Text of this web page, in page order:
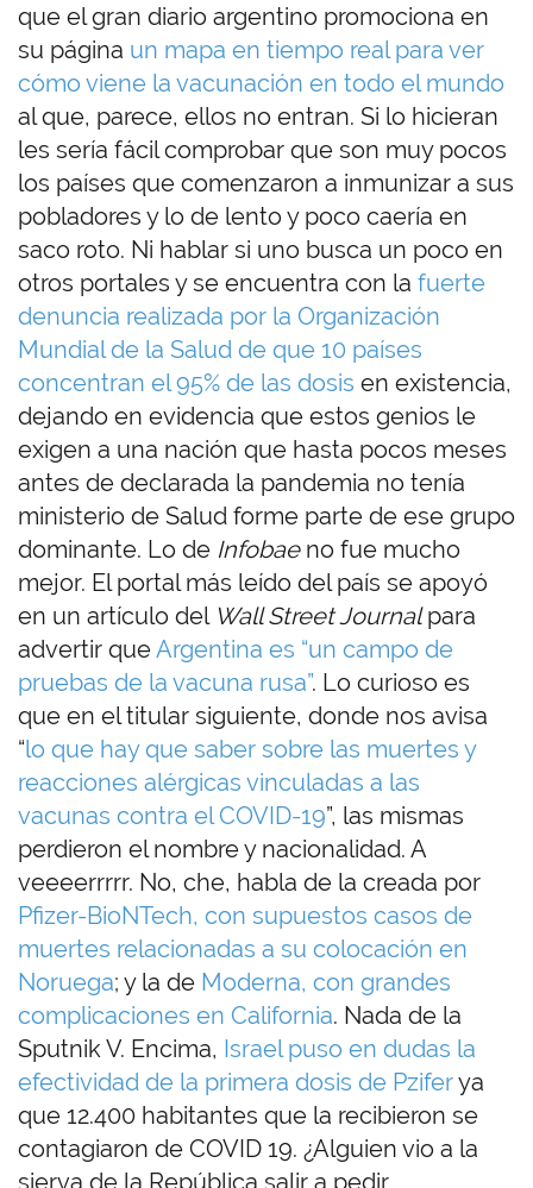
que el gran diario argentino promociona en
su página un mapa en tiempo real para ver
cómo viene la vacunación en todo el mundo
al que, parece, ellos no entran. Si lo hicieran
les sería fácil comprobar que son muy pocos
los países que comenzaron a inmunizar a sus
pobladores y lo de lento y poco caería en
saco roto. Ni hablar si uno busca un poco en
otros portales y se encuentra con la fuerte
denuncia realizada por la Organización
Mundial de la Salud de que 10 países
concentran el 95% de las dosis en existencia,
dejando en evidencia que estos genios le
exigen a una nación que hasta pocos meses
antes de declarada la pandemia no tenía
ministerio de Salud forme parte de ese grupo
dominante. Lo de Infobaeno fue mucho
mejor. El portal más leído del país se apoyó
en un artículo del Wall StreetJournalpara
advertir queArgentina es “un campo de
pruebas de la vacuna rusa”. Lo curioso es
que en el titular siguiente, donde nos avisa
“lo que hay que saber sobre las muertes y
reacciones alérgicas vinculadas a las
vacunas contra el COVID-19”, las mismas
perdieron el nombre y nacionalidad. A
veeeerrrrr. No, che, habla de la creada por
Pfizer-BioNTech, con supuestos casos de
muertes relacionadas a su colocación en
Noruega; y la de Moderna, con grandes
complicaciones en California. Nada de la
Sputnik V. Encima, Israel puso en dudas la
efectividad de la primera dosis de Pziferya
que 12.400 habitantes que la recibieron se
contagiaron de COVID 19. ¿Alguien vio a la
sierva de la República salir a pedir